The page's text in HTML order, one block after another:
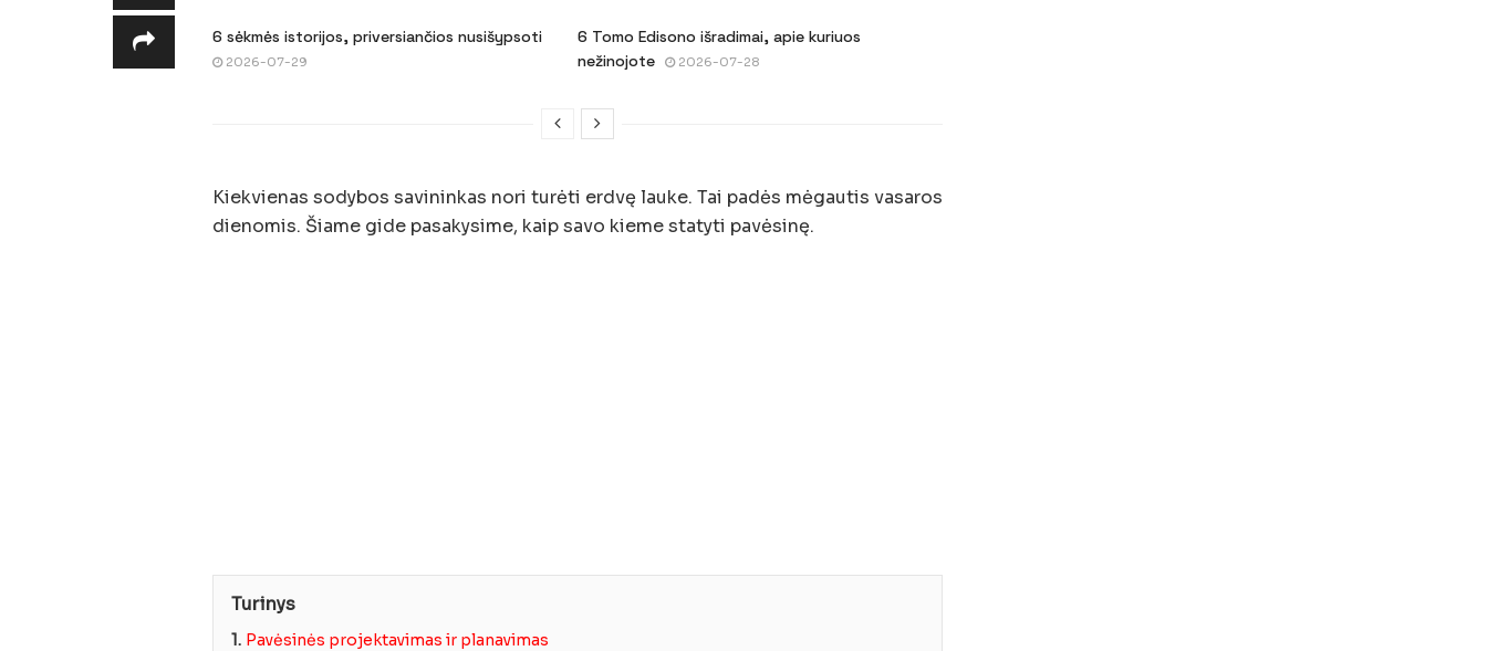
6 sėkmės istorijos, priversiančios nusišypsoti
2026-07-29
6 Tomo Edisono išradimai, apie kuriuos
nežinojote
2026-07-28
Kiekvienas sodybos savininkas nori turėti erdvę lauke. Tai padės mėgautis vasaros
dienomis. Šiame gide pasakysime, kaip savo kieme statyti pavėsinę.
Turinys
1. Pavėsinės projektavimas ir planavimas